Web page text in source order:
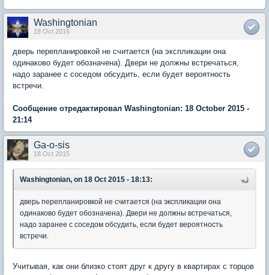
Washingtonian
18 Oct 2015
дверь перепланировкой не считается (на экспликации она
одинаково будет обозначена). Двери не должны встречаться,
надо заранее с соседом обсудить, если будет вероятность
встречи.
Сообщение отредактировал Washingtonian: 18 October 2015 -
21:14
Ga-o-sis
18 Oct 2015
Washingtonian, on 18 Oct 2015 - 18:13:
дверь перепланировкой не считается (на экспликации она
одинаково будет обозначена). Двери не должны встречаться,
надо заранее с соседом обсудить, если будет вероятность
встречи.
Учитывая, как они близко стоят друг к другу в квартирах с торцов